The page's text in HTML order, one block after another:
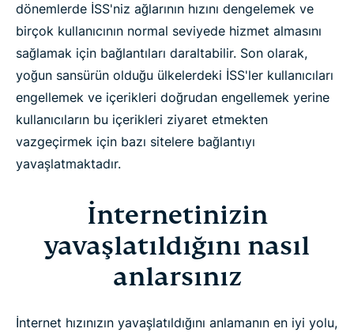
dönemlerde İSS'niz ağlarının hızını dengelemek ve
birçok kullanıcının normal seviyede hizmet almasını
sağlamak için bağlantıları daraltabilir. Son olarak,
yoğun sansürün olduğu ülkelerdeki İSS'ler kullanıcıları
engellemek ve içerikleri doğrudan engellemek yerine
kullanıcıların bu içerikleri ziyaret etmekten
vazgeçirmek için bazı sitelere bağlantıyı
yavaşlatmaktadır.
İnternetinizin
yavaşlatıldığını nasıl
anlarsınız
İnternet hızınızın yavaşlatıldığını anlamanın en iyi yolu,